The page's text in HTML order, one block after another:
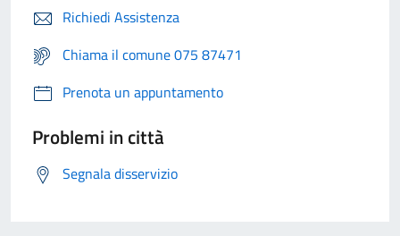
Richiedi Assistenza
Chiama il comune 075 87471
Prenota un appuntamento
Problemi in città
Segnala disservizio